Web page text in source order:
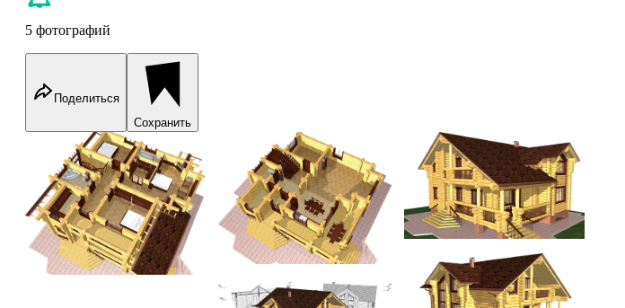
5 фотографий
Поделиться
Сохранить
Log House Log House Log House
Log House
Log House